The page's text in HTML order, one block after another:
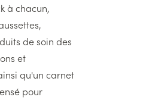
à chacun,
de soin des
et
qu'un carnet
pour